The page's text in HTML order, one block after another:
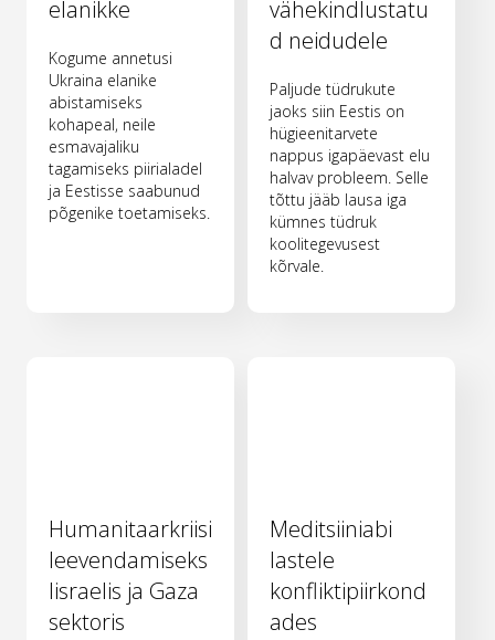
elanikke
Kogume annetusi
Ukraina elanike
abistamiseks
kohapeal, neile
esmavajaliku
tagamiseks piirialadel
ja Eestisse saabunud
põgenike toetamiseks.
vähekindlustatu
d neidudele
Paljude tüdrukute
jaoks siin Eestis on
hügieenitarvete
nappus igapäevast elu
halvav probleem. Selle
tõttu jääb lausa iga
kümnes tüdruk
koolitegevusest
kõrvale.
Humanitaarkriisi
leevendamiseks
Iisraelis ja Gaza
sektoris
Meditsiiniabi
lastele
konfliktipiirkond
ades